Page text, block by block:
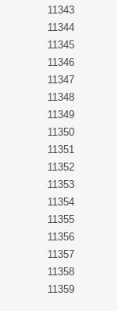
11343
11344
11345
11346
11347
11348
11349
11350
11351
11352
11353
11354
11355
11356
11357
11358
11359